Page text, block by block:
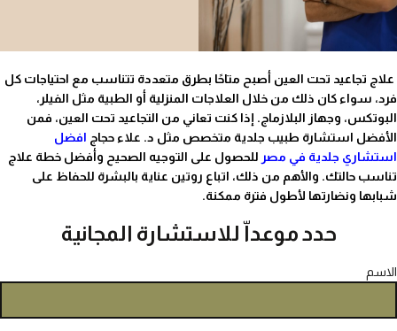
علاج تجاعيد تحت العين أصبح متاحًا بطرق متعددة تتناسب مع احتياجات كل
فرد، سواء كان ذلك من خلال العلاجات المنزلية أو الطبية مثل الفيلر،
البوتكس، وجهاز البلازماج. إذا كنت تعاني من التجاعيد تحت العين، فمن
الأفضل استشارة طبيب جلدية متخصص مثل د. علاء حجاج افضل
استشاري جلدية في مصر للحصول على التوجيه الصحيح وأفضل خطة علاج
تناسب حالتك. والأهم من ذلك، اتباع روتين عناية بالبشرة للحفاظ على
شبابها ونضارتها لأطول فترة ممكنة.
حدد موعداّ للاستشارة المجانية
الاسم